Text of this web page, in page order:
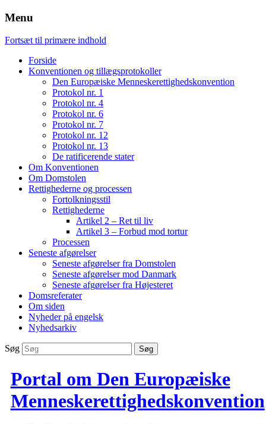
Menu
Fortsæt til primære indhold
Forside
Konventionen og tillægsprotokoller
Den Europæiske Menneskerettighedskonvention
Protokol nr. 1
Protokol nr. 4
Protokol nr. 6
Protokol nr. 7
Protokol nr. 12
Protokol nr. 13
De ratificerende stater
Om Konventionen
Om Domstolen
Rettighederne og processen
Fortolkningsstil
Rettighederne
Artikel 2 – Ret til liv
Artikel 3 – Forbud mod tortur
Processen
Seneste afgørelser
Seneste afgørelser fra Domstolen
Seneste afgørelser mod Danmark
Seneste afgørelser fra Højesteret
Domsreferater
Om siden
Nyheder på engelsk
Nyhedsarkiv
Søg
Portal om Den Europæiske
Menneskerettighedskonvention